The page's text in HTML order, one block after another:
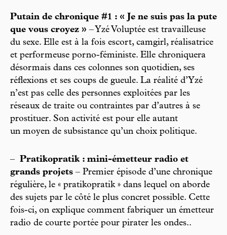
Putain de chronique #1 : « Je ne suis pas la pute
que vous croyez » – Yzé Voluptée est travailleuse
du sexe. Elle est à la fois escort, camgirl, réalisatrice
et performeuse porno-féministe. Elle chroniquera
désormais dans ces colonnes son quotidien, ses
réflexions et ses coups de gueule. La réalité d’Yzé
n’est pas celle des personnes exploitées par les
réseaux de traite ou contraintes par d’autres à se
prostituer. Son activité est pour elle autant
un moyen de subsistance qu’un choix politique.
– Pratikopratik : mini-émetteur radio et
grands projets – Premier épisode d’une chronique
régulière, le « pratikopratik » dans lequel on aborde
des sujets par le côté le plus concret possible. Cette
fois-ci, on explique comment fabriquer un émetteur
radio de courte portée pour pirater les ondes..